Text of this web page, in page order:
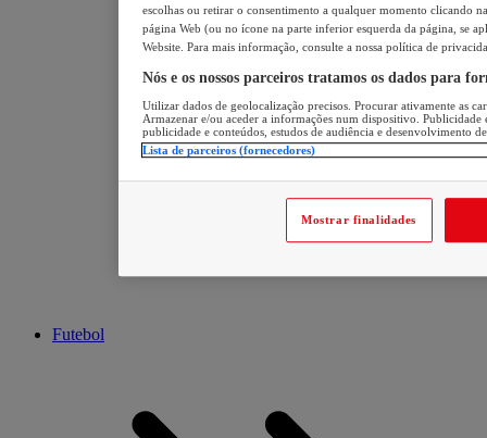
Futebol
escolhas ou retirar o consentimento a qualquer momento clicando
página Web (ou no ícone na parte inferior esquerda da página, se
Website. Para mais informação, consulte a nossa política de
Nós e os nossos parceiros tratamos os dados para
Utilizar dados de geolocalização precisos. Procurar ativamente as
Armazenar e/ou aceder a informações num dispositivo. Publicidade
publicidade e conteúdos, estudos de audiência e desenvolvimento
Lista de parceiros (fornecedores)
Mostrar finalidades